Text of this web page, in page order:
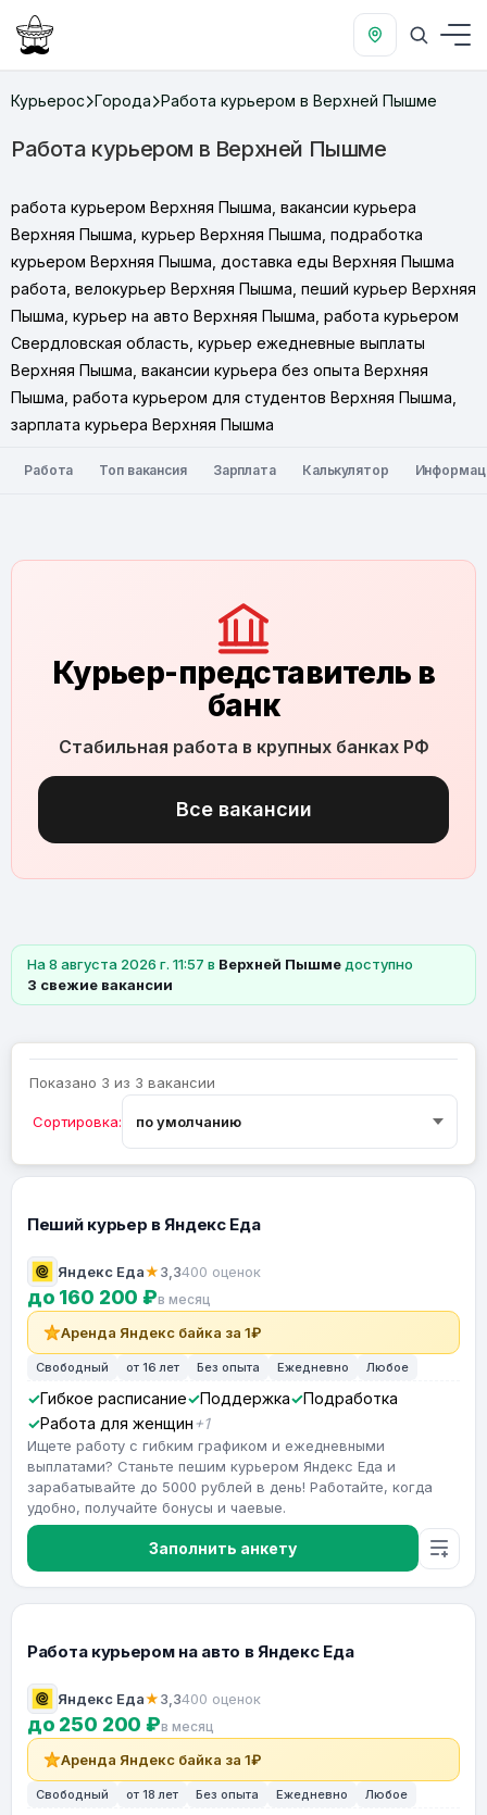
Курьерос Города Работа курьером в Верхней Пышме
Работа курьером в Верхней Пышме
работа курьером Верхняя Пышма, вакансии курьера
Верхняя Пышма, курьер Верхняя Пышма, подработка
курьером Верхняя Пышма, доставка еды Верхняя Пышма
работа, велокурьер Верхняя Пышма, пеший курьер Верхняя
Пышма, курьер на авто Верхняя Пышма, работа курьером
Свердловская область, курьер ежедневные выплаты
Верхняя Пышма, вакансии курьера без опыта Верхняя
Пышма, работа курьером для студентов Верхняя Пышма,
зарплата курьера Верхняя Пышма
Работа Топ вакансия Зарплата Калькулятор
Курьер-представитель в
банк
Стабильная работа в крупных банках РФ
Все вакансии
На 8 августа 2026 г. 11:57 в Верхней Пышме доступно
3 свежие вакансии
Показано 3 из 3 вакансии
Сортировка:
Пеший курьер в Яндекс Еда
Яндекс Еда★3,3400 оценок
до 160 200 ₽в месяц
Аренда Яндекс байка за 1₽
Свободный от 16 лет Без опыта Ежедневно Любое
Гибкое расписание Поддержка
Подработка
Работа для женщин +1
Ищете работу с гибким графиком и ежедневными
выплатами? Станьте пешим курьером Яндекс Еда и
зарабатывайте до 5000 рублей в день! Работайте, когда
удобно, получайте бонусы и чаевые.
Заполнить анкету
Работа курьером на авто в Яндекс Еда
Яндекс Еда★3,3400 оценок
до 250 200 ₽в месяц
Аренда Яндекс байка за 1₽
Свободный от 18 лет Без опыта Ежедневно Любое